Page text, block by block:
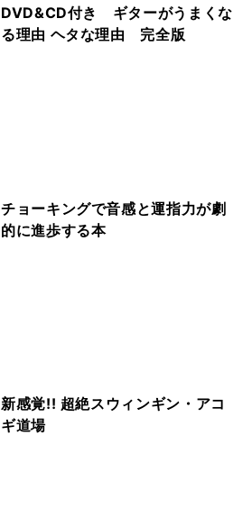
DVD&CD付き ギターがうまくな
る理由 ヘタな理由 完全版
チョーキングで音感と運指力が劇
的に進歩する本
新感覚!! 超絶スウィンギン・アコ
ギ道場